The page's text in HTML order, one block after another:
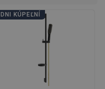
DNI KÚPEĽNÍ